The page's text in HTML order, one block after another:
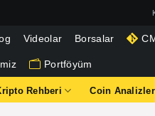
Videolar Borsalar
Portföyüm
Rehberi Coin